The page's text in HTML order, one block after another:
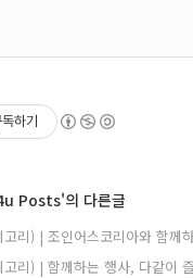
하기
Posts'의 다른글
리) | 조인어스코리아와 함께
리) | 함께하는 행사, 다같이